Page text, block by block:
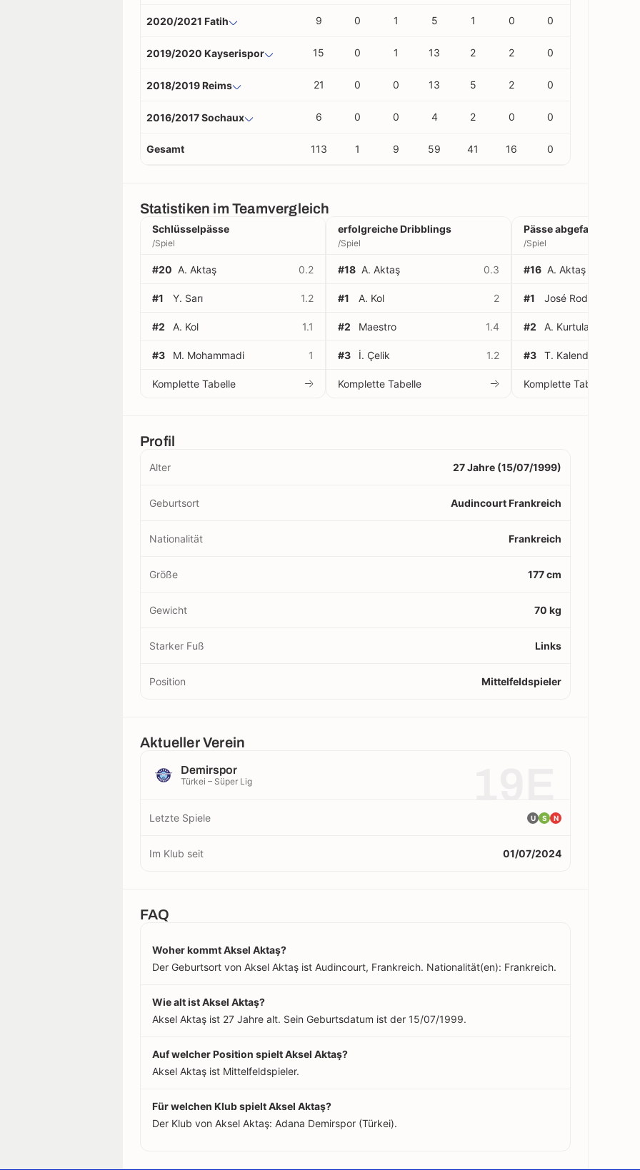
2020/2021 Fatih 9 0 1 5 1 0 0
2019/2020 Kayserispor 15 0 1 13 2 2 0
2018/2019 Reims 21 0 0 13 5 2 0
2016/2017 Sochaux 6 0 0 4 2 0 0
Gesamt 113 1 9 59 41 16 0
Statistiken im Teamvergleich
Schlüsselpässe
/Spiel
#20 A. Aktaş 0.2
#1 Y. Sarı 1.2
#2 A. Kol 1.1
#3 M. Mohammadi 1
Komplette Tabelle
erfolgreiche Dribblings
/Spiel
#18 A. Aktaş 0.3
#1 A. Kol 2
#2 Maestro 1.4
#3 İ. Çelik 1.2
Komplette Tabelle
Pässe abgefangen
/Spiel
#16 A. Aktaş
#1 José Rodríguez
#2 A. Kurtulan
#3 T. Kalender
Komplette Tabelle
Profil
Alter 27 Jahre (15/07/1999)
Geburtsort Audincourt Frankreich
Nationalität Frankreich
Größe 177 cm
Gewicht 70 kg
Starker Fuß Links
Position Mittelfeldspieler
Aktueller Verein
Demirspor
Türkei – Süper Lig
Letzte Spiele U S N
Im Klub seit 01/07/2024
FAQ
Woher kommt Aksel Aktaş?
Der Geburtsort von Aksel Aktaş ist Audincourt, Frankreich. Nationalität(en): Frankreich.
Wie alt ist Aksel Aktaş?
Aksel Aktaş ist 27 Jahre alt. Sein Geburtsdatum ist der 15/07/1999.
Auf welcher Position spielt Aksel Aktaş?
Aksel Aktaş ist Mittelfeldspieler.
Für welchen Klub spielt Aksel Aktaş?
Der Klub von Aksel Aktaş: Adana Demirspor (Türkei).